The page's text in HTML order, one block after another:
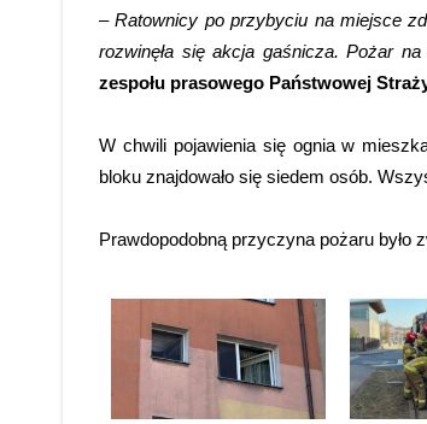
– Ratownicy po przybyciu na miejsce
rozwinęła się akcja gaśnicza. Pożar
zespołu prasowego Państwowej
W chwili pojawienia się ognia w
bloku znajdowało się siedem osób.
Prawdopodobną przyczyna pożaru było